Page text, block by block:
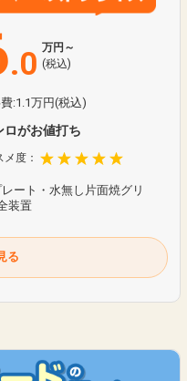
.0 万円～
(税込)
:1.1万円(税込)
ロがお値打ち
メ度：
ート・水無し片面焼グリ
装置
る